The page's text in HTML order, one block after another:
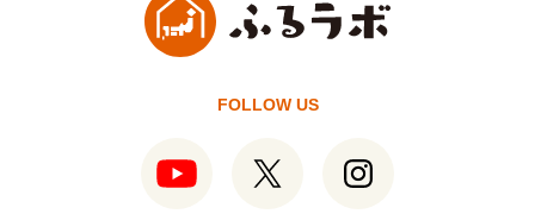
FOLLOW US